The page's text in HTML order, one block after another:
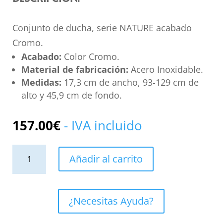
Conjunto de ducha, serie NATURE acabado
Cromo.
Acabado: Color Cromo.
Material de fabricación: Acero Inoxidable.
Medidas: 17,3 cm de ancho, 93-129 cm de
alto y 45,9 cm de fondo.
157.00€ - IVA incluido
Añadir al carrito
¿Necesitas Ayuda?